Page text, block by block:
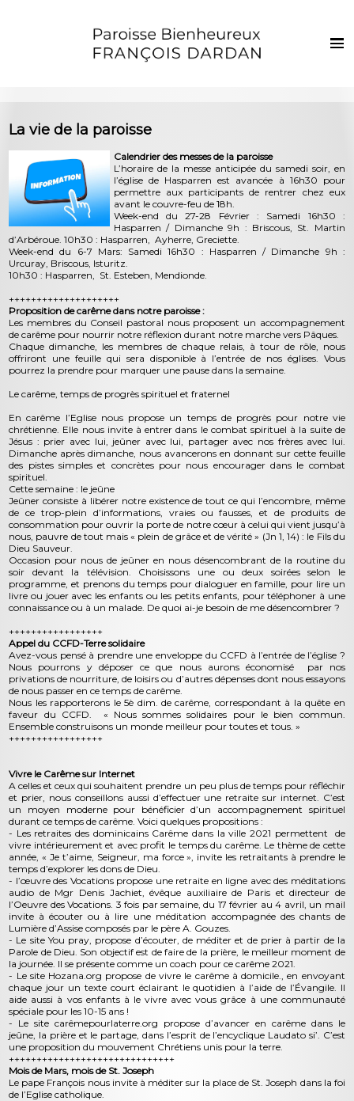
Vie de la paroisse
Les clochers
Sacrements et vie chrétienne
Enfants et jeunes
Contact
La vie de la paroisse
Calendrier des messes de la paroisse
L’horaire de la messe anticipée du samedi soir, en
l’église de Hasparren est avancée à 16h30 pour
permettre aux participants de rentrer chez eux
avant le couvre-feu de 18h.
Week-end du 27-28 Février : Samedi 16h30 :
Hasparren / Dimanche 9h : Briscous, St. Martin
d’Arbéroue. 10h30 : Hasparren, Ayherre, Greciette.
Week-end du 6-7 Mars: Samedi 16h30 : Hasparren / Dimanche 9h :
Urcuray, Briscous, Isturitz.
10h30 : Hasparren, St. Esteben, Mendionde.
++++++++++++++++++++
Proposition de carême dans notre paroisse :
Les membres du Conseil pastoral nous proposent un accompagnement
de carême pour nourrir notre réflexion durant notre marche vers Pâques.
Chaque dimanche, les membres de chaque relais, à tour de rôle, nous
offriront une feuille qui sera disponible à l’entrée de nos églises. Vous
pourrez la prendre pour marquer une pause dans la semaine.
Le carême, temps de progrès spirituel et fraternel
En carême l’Eglise nous propose un temps de progrès pour notre vie
chrétienne. Elle nous invite à entrer dans le combat spirituel à la suite de
Jésus : prier avec lui, jeûner avec lui, partager avec nos frères avec lui.
Dimanche après dimanche, nous avancerons en donnant sur cette feuille
des pistes simples et concrètes pour nous encourager dans le combat
spirituel.
Cette semaine : le jeûne
Jeûner consiste à libérer notre existence de tout ce qui l’encombre, même
de ce trop-plein d’informations, vraies ou fausses, et de produits de
consommation pour ouvrir la porte de notre cœur à celui qui vient jusqu’à
nous, pauvre de tout mais « plein de grâce et de vérité » (Jn 1, 14) : le Fils du
Dieu Sauveur.
Occasion pour nous de jeûner en nous désencombrant de la routine du
soir devant la télévision. Choisissons une ou deux soirées selon le
programme, et prenons du temps pour dialoguer en famille, pour lire un
livre ou jouer avec les enfants ou les petits enfants, pour téléphoner à une
connaissance ou à un malade. De quoi ai-je besoin de me désencombrer ?
+++++++++++++++++
Appel du CCFD-Terre solidaire
Avez-vous pensé à prendre une enveloppe du CCFD à l’entrée de l’église ?
Nous pourrons y déposer ce que nous aurons économisé par nos
privations de nourriture, de loisirs ou d’autres dépenses dont nous essayons
de nous passer en ce temps de carême.
Nous les rapporterons le 5è dim. de carême, correspondant à la quête en
faveur du CCFD. « Nous sommes solidaires pour le bien commun.
Ensemble construisons un monde meilleur pour toutes et tous. »
+++++++++++++++++
Vivre le Carême sur Internet
A celles et ceux qui souhaitent prendre un peu plus de temps pour réfléchir
et prier, nous conseillons aussi d’effectuer une retraite sur internet. C’est
un moyen moderne pour bénéficier d’un accompagnement spirituel
durant ce temps de carême. Voici quelques propositions :
- Les retraites des dominicains Carême dans la ville 2021 permettent de
vivre intérieurement et avec profit le temps du carême. Le thème de cette
année, « Je t’aime, Seigneur, ma force », invite les retraitants à prendre le
temps d’explorer les dons de Dieu.
- l’œuvre des Vocations propose une retraite en ligne avec des méditations
audio de Mgr Denis Jachiet, évêque auxiliaire de Paris et directeur de
l’Oeuvre des Vocations. 3 fois par semaine, du 17 février au 4 avril, un mail
invite à écouter ou à lire une méditation accompagnée des chants de
Lumière d’Assise composés par le père A. Gouzes.
- Le site You pray, propose d’écouter, de méditer et de prier à partir de la
Parole de Dieu. Son objectif est de faire de la prière, le meilleur moment de
la journée. Il se présente comme un coach pour ce carême 2021.
- Le site Hozana.org propose de vivre le carême à domicile., en envoyant
chaque jour un texte court éclairant le quotidien à l’aide de l’Évangile. Il
aide aussi à vos enfants à le vivre avec vous grâce à une communauté
spéciale pour les 10-15 ans !
- Le site carêmepourlaterre.org propose d’avancer en carême dans le
jeûne, la prière et le partage, dans l’esprit de l’encyclique Laudato si’. C’est
une proposition du mouvement Chrétiens unis pour la terre.
++++++++++++++++++++++++++++++
Mois de Mars, mois de St. Joseph
Le pape François nous invite à méditer sur la place de St. Joseph dans la foi
de l’Eglise catholique.